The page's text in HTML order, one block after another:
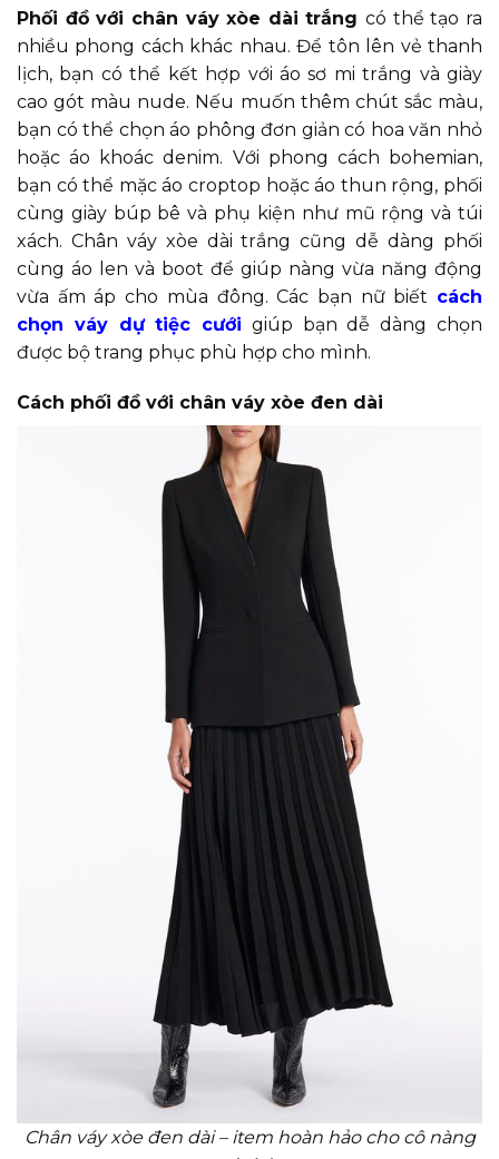
Phối đồ với chân váy xòe dài trắngcó thể tạo ra
nhiều phong cách khác nhau. Để tôn lên vẻ thanh
lịch, bạn có thể kết hợp với áo sơ mi trắng và giày
cao gót màu nude. Nếu muốn thêm chút sắc màu,
bạn có thể chọn áo phông đơn giản có hoa văn nhỏ
hoặc áo khoác denim. Với phong cách bohemian,
bạn có thể mặc áo croptop hoặc áo thun rộng, phối
cùng giày búp bê và phụ kiện như mũ rộng và túi
xách. Chân váy xòe dài trắng cũng dễ dàng phối
cùng áo len và boot để giúp nàng vừa năng động
vừa ấm áp cho mùa đông. Các bạn nữ biết cách
chọn váy dự tiệc cưới giúp bạn dễ dàng chọn
được bộ trang phục phù hợp cho mình.
Cách phối đồ với chân váy xòe đen dài
Chân váy xòe đen dài – item hoàn hảo cho cô nàng